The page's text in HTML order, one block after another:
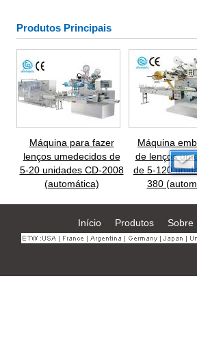
Produtos Principais
Máquina para fazer
lenços umedecidos de
5-20 unidades CD-2008
(automática)
Máquina
de lenços
de 5-120
380
Início Produtos Sobre